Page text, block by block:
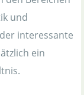
und
interessante
ein